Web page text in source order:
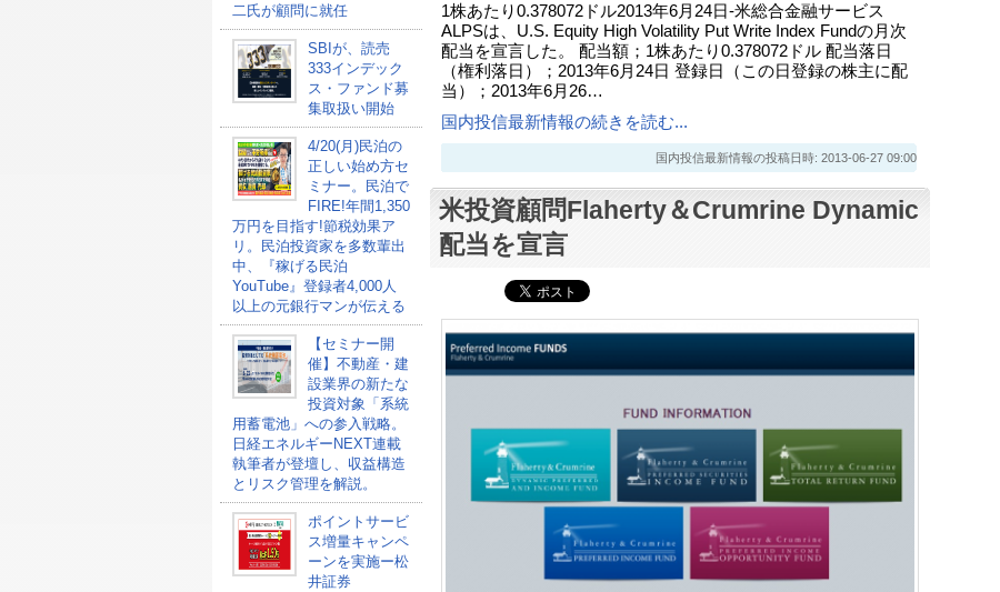
二氏が顧問に就任
SBIが、読売
333インデック
ス・ファンド募
集取扱い開始
4/20(月)民泊の
正しい始め方セ
ミナー。民泊で
FIRE!年間1,350
万円を目指す!節税効果ア
リ。民泊投資家を多数輩出
中、『稼げる民泊
YouTube』登録者4,000人
以上の元銀行マンが伝える
【セミナー開
催】不動産・建
設業界の新たな
投資対象「系統
用蓄電池」への参入戦略。
日経エネルギーNEXT連載
執筆者が登壇し、収益構造
とリスク管理を解説。
ポイントサービ
ス増量キャンペ
ーンを実施ー松
井証券
1株あたり0.378072ドル2013年6月24日-米総合金融サービス
ALPSは、U.S. Equity High Volatility Put Write Index Fundの月次
配当を宣言した。 配当額；1株あたり0.378072ドル 配当落日
（権利落日）；2013年6月24日 登録日（この日登録の株主に配
当）；2013年6月26…
国内投信最新情報の続きを読む...
国内投信最新情報の投稿日時: 2013-06-27 09:00
米投資顧問Flaherty＆Crumrine Dynamic
配当を宣言